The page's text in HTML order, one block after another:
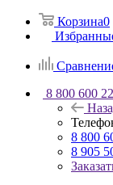
Корзина0
8 800 600
8 800
8 905